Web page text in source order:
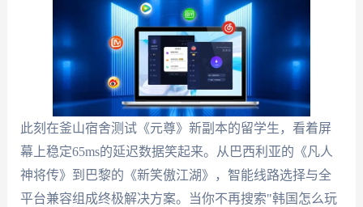
此刻在釜山宿舍测试《元尊》新副本的留学生，看着屏
幕上稳定65ms的延迟数据笑起来。从巴西利亚的《凡人
神将传》到巴黎的《新笑傲江湖》，智能线路选择与全
平台兼容组成终极解决方案。当你不再搜索"韩国怎么玩